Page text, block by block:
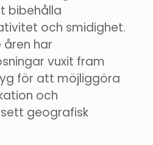
bibehålla
och smidighet.
åren har
vuxit fram
för att möjliggöra
och
geografisk